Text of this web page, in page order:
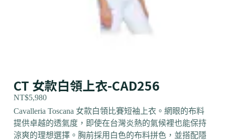
CT 女款白領上衣-CAD256
NT$5,980
Cavalleria Toscana 女款白領比賽短袖上衣。網眼的布料
提供卓越的透氣度，即使在台灣炎熱的氣候裡也能保持
涼爽的理想選擇。胸前採用白色的布料拼色，並搭配隱